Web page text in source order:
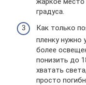
градуса.
Как только
пленку нужно
более
понизить до
хватать
просто